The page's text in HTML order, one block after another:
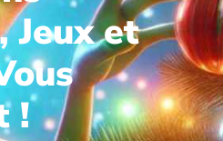
Jeux et
!